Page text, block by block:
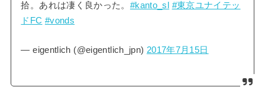
拾。あれは凄く良かった。 #kanto_sl
#東京ユナイテッ
ドFC #vonds
— eigentlich (@eigentlich_jpn) 2017年7月15日